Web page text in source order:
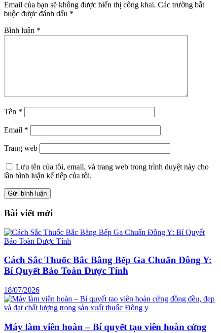
Email của bạn sẽ không được hiển thị công khai. Các trường bắt
buộc được đánh dấu *
Bình luận *
Tên *
Email *
Trang web
Lưu tên của tôi, email, và trang web trong trình duyệt này cho
lần bình luận kế tiếp của tôi.
Bài viết mới
Cách Sắc Thuốc Bắc Bằng Bếp Ga Chuẩn Đông Y:
Bí Quyết Bảo Toàn Dược Tính
18/07/2026
Máy làm viên hoàn – Bí quyết tạo viên hoàn cứng